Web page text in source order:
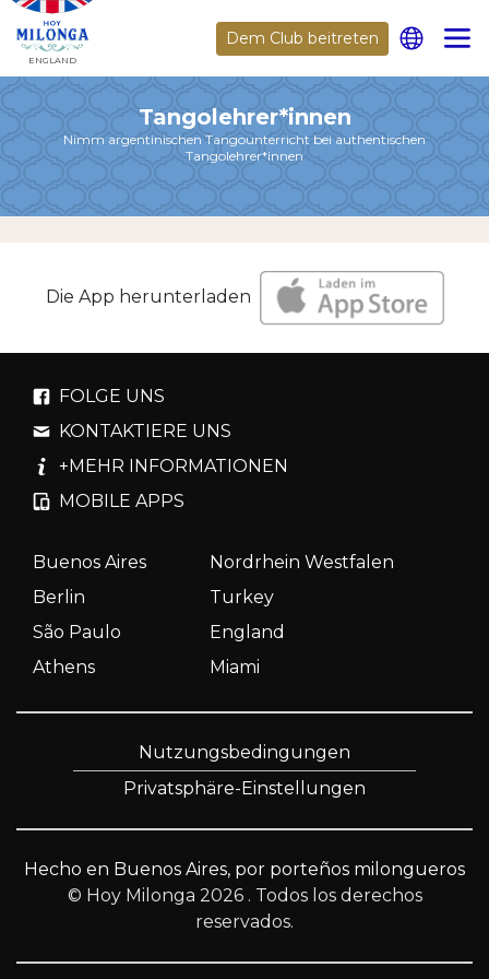
ENGLAND
Dem Club beitreten
Tangolehrer*innen
Nimm argentinischen Tangounterricht bei authentischen
Tangolehrer*innen
Die App herunterladen
FOLGE UNS
KONTAKTIERE UNS
+MEHR INFORMATIONEN
MOBILE APPS
Buenos Aires
Nordrhein Westfalen
Berlin
Turkey
São Paulo
England
Athens
Miami
Nutzungsbedingungen
Privatsphäre-Einstellungen
Hecho en Buenos Aires, por porteños milongueros
© Hoy Milonga 2026 . Todos los derechos
reservados.